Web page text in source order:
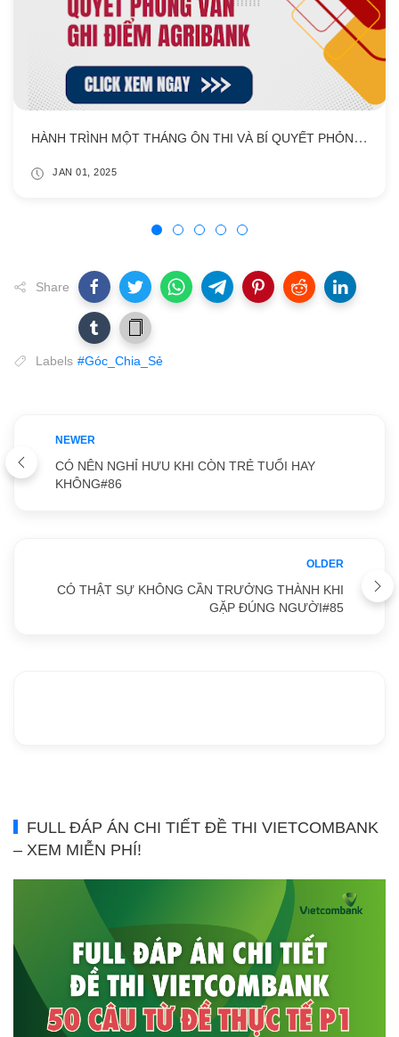
HÀNH TRÌNH MỘT THÁNG ÔN THI VÀ BÍ QUYẾT PHỎNG VẤN GHI ĐIỂM AGRIBANK
JAN 01, 2025
Share
Labels #Góc_Chia_Sẻ
NEWER
CÓ NÊN NGHỈ HƯU KHI CÒN TRẺ TUỔI HAY
KHÔNG#86
OLDER
CÓ THẬT SỰ KHÔNG CẦN TRƯỞNG THÀNH KHI
GẶP ĐÚNG NGƯỜI#85
FULL ĐÁP ÁN CHI TIẾT ĐỀ THI VIETCOMBANK
– XEM MIỄN PHÍ!